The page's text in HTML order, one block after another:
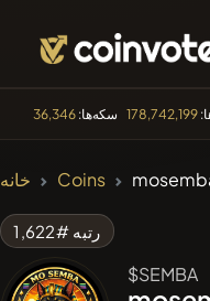
سکه‌ها:36,346 178,742,199
خانه Coins
رتبه #1,622
$SEMBA